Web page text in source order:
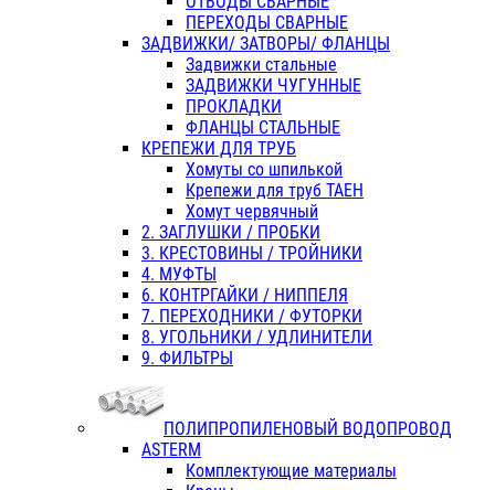
ПЕРЕХОДЫ СВАРНЫЕ
ЗАДВИЖКИ/ ЗАТВОРЫ/ ФЛАНЦЫ
Задвижки стальные
ЗАДВИЖКИ ЧУГУННЫЕ
ПРОКЛАДКИ
ФЛАНЦЫ СТАЛЬНЫЕ
КРЕПЕЖИ ДЛЯ ТРУБ
Хомуты со шпилькой
Крепежи для труб ТАЕН
Хомут червячный
2. ЗАГЛУШКИ / ПРОБКИ
3. КРЕСТОВИНЫ / ТРОЙНИКИ
4. МУФТЫ
6. КОНТРГАЙКИ / НИППЕЛЯ
7. ПЕРЕХОДНИКИ / ФУТОРКИ
8. УГОЛЬНИКИ / УДЛИНИТЕЛИ
9. ФИЛЬТРЫ
ПОЛИПРОПИЛЕНОВЫЙ ВОДОПРОВОД
ASTERM
Комплектующие материалы